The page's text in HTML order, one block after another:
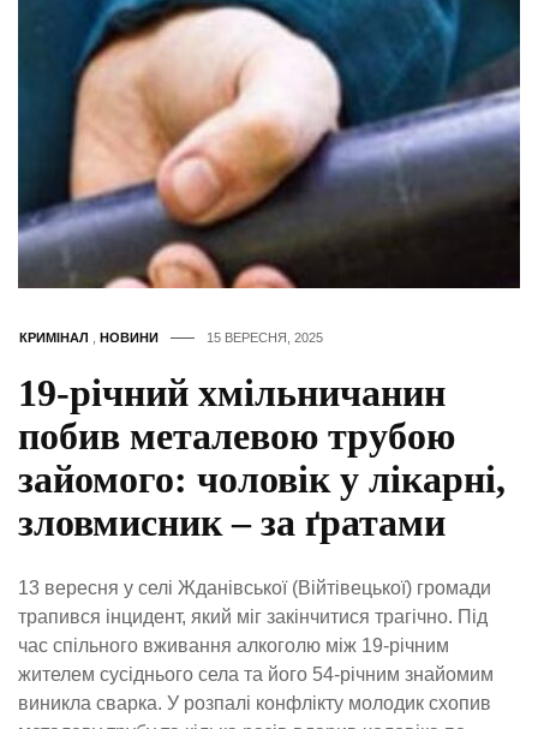
КРИМІНАЛ НОВИНИ 15 ВЕРЕСНЯ, 2025
19-річний хмільничанин
побив металевою трубою
зайомого: чоловік у лікарні,
зловмисник – за ґратами
13 вересня у селі Жданівської (Війтівецької) громади
трапився інцидент, який міг закінчитися трагічно. Під
час спільного вживання алкоголю між 19-річним
жителем сусіднього села та його 54-річним знайомим
виникла сварка. У розпалі конфлікту молодик схопив